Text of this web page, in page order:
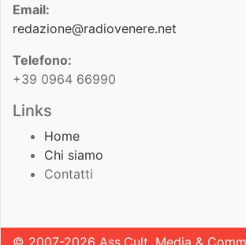
Email:
redazione@radiovenere.net
Telefono:
+39 0964 66990
Links
Home
Chi siamo
Contatti
© 2007-2026 Ass.Cult. Media &